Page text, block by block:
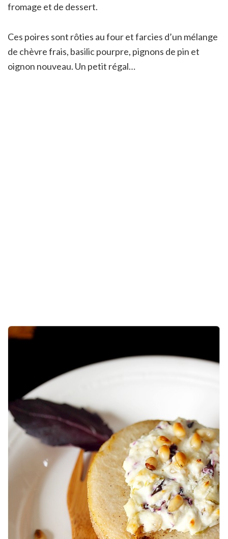
fromage et de dessert.
Ces poires sont rôties au four et farcies d’un mélange
de chèvre frais, basilic pourpre, pignons de pin et
oignon nouveau. Un petit régal…